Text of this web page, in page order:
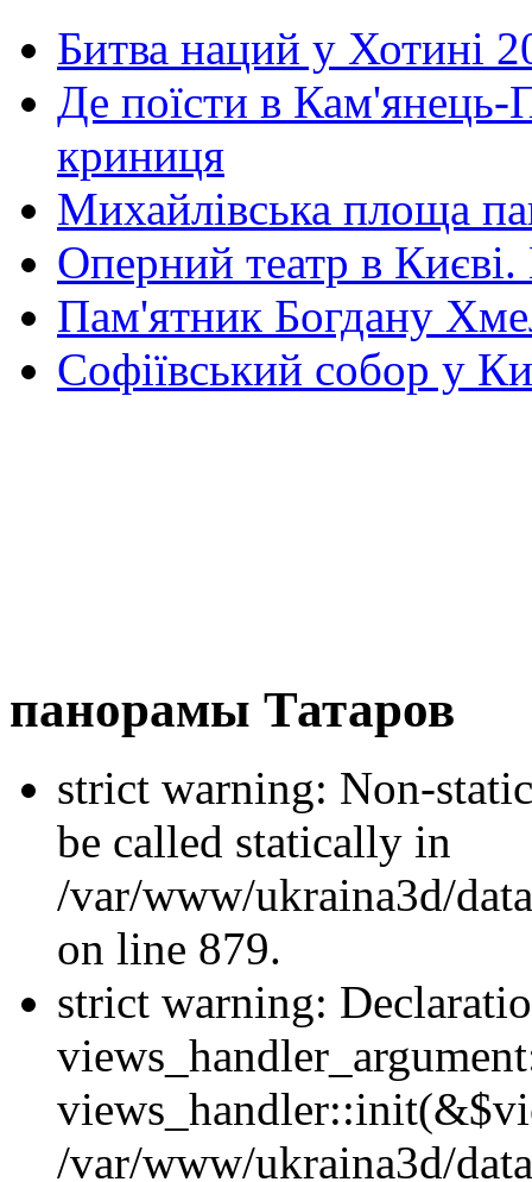
Битва наций у Хотині
Де поїсти в Кам'янець-
криниця
Михайлівська площа
Оперний театр в
Пам'ятник Богдану
Софіївський собор у
панорамы Татаров
strict warning: Non-
be called statically in
/var/www/ukraina3d/
on line 879.
strict warning:
/var/www/ukraina3d/